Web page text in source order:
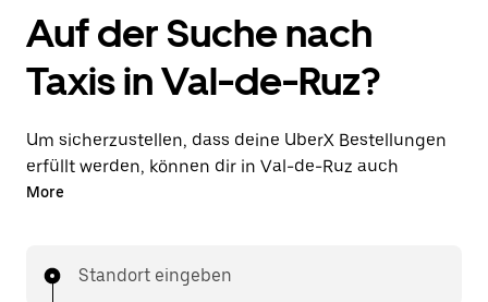
Auf der Suche nach
Taxis in Val-de-Ruz?
Um sicherzustellen, dass deine UberX Bestellungen
erfüllt werden, können dir in Val-de-Ruz auch
lizenzierte Taxifahrer*innen zugewiesen werden. In
Preise, die du von UberX kennst, während du mit
More
Standort eingeben